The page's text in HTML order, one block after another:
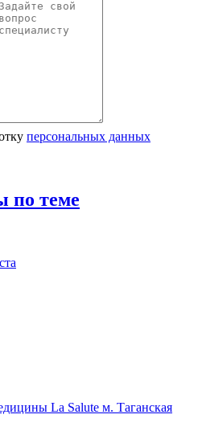
персональных данных
по теме